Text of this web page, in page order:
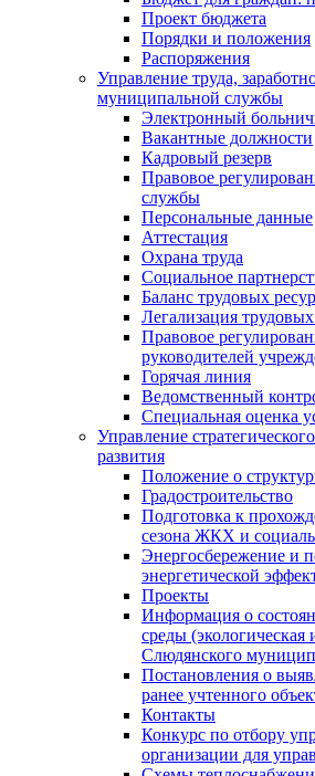
Проект бюджета
Порядки и положения
Распоряжения
Управление труда,
муниципальной службы
Электронный
Вакантные должности
Кадровый резерв
Правовое
службы
Персональные данные
Аттестация
Охрана труда
Социальное
Баланс трудовых
Легализация
Правовое
руководителей
Горячая линия
Ведомственный
Специальная оценка
Управление
развития
Положение о
Градостроительство
Подготовка к
сезона ЖКХ и
Энергосбережение и
энергетической
Проекты
Информация о
среды
Слюдянского
Постановления о
ранее учтенного
Контакты
Конкурс по отбору
организации для